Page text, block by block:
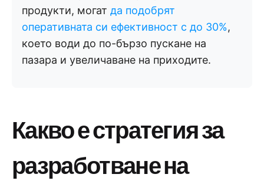
продукти, могат да подобрят
оперативната си ефективност с до 30%,
което води до по-бързо пускане на
пазара и увеличаване на приходите.
Какво е стратегия за
разработване на